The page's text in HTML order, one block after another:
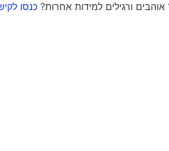
אוהבים ורגילים למידות אחרות?כנסו